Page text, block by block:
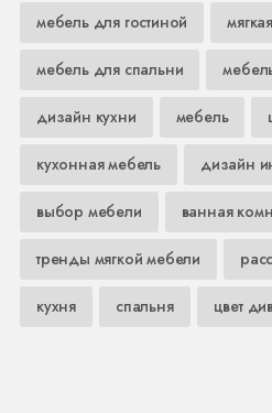
мебель для гостиной
мебель для спальни
дизайн кухни мебель
кухонная мебель дизайн
выбор мебели ванная
тренды мягкой мебели
кухня спальня цвет